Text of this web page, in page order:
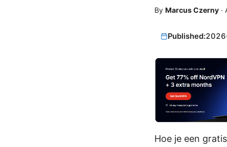
By Marcus Czerny ·
Published:
Hoe je een